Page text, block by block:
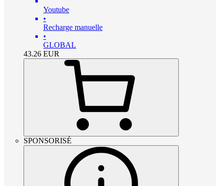
Youtube
•
Recharge manuelle
•
GLOBAL
43.26 EUR
SPONSORISÉ